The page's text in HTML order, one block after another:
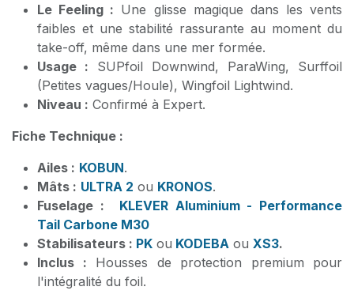
Le Feeling : Une glisse magique dans les vents
faibles et une stabilité rassurante au moment du
take-off, même dans une mer formée.
Usage : SUPfoil Downwind, ParaWing, Surffoil
(Petites vagues/Houle), Wingfoil Lightwind.
Niveau : Confirmé à Expert.
Fiche Technique :
Ailes : KOBUN.
Mâts : ULTRA 2 ou KRONOS.
Fuselage :
KLEVER Aluminium - Performance
Tail Carbone M30
Stabilisateurs : PK ou KODEBA ou XS3.
Inclus : Housses de protection premium pour
l'intégralité du foil.